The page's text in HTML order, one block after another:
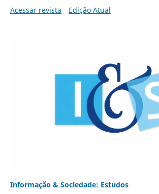
Acessar revista
Edição Atual
Informação & Sociedade: Estudos